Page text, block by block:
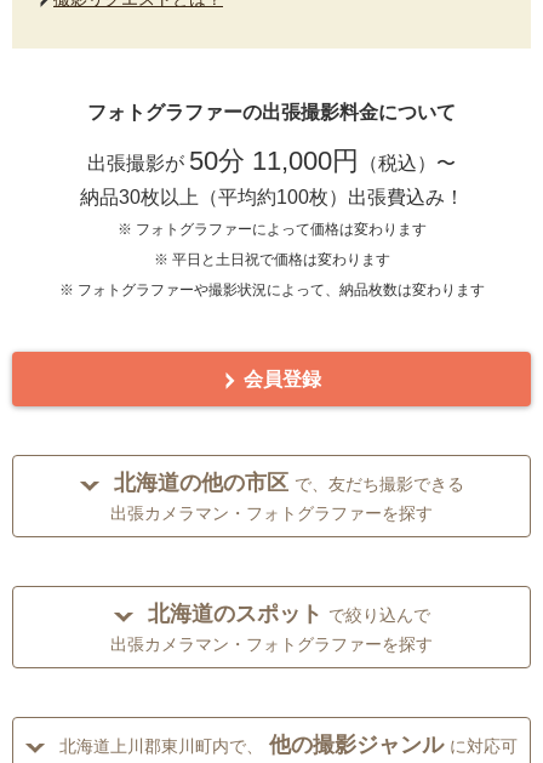
フォトグラファーの出張撮影料金について
出張撮影が 50分 11,000円
（税込）〜
納品30枚以上（平均約100枚）出張費込み！
※ フォトグラファーによって価格は変わります
※ 平日と土日祝で価格は変わります
※ フォトグラファーや撮影状況によって、納品枚数は変わります
会員登録
北海道の他の市区 で、友だち撮影できる
出張カメラマン・フォトグラファーを探す
北海道のスポット で絞り込んで
出張カメラマン・フォトグラファーを探す
北海道上川郡東川町内で、 他の撮影ジャンル に対応可